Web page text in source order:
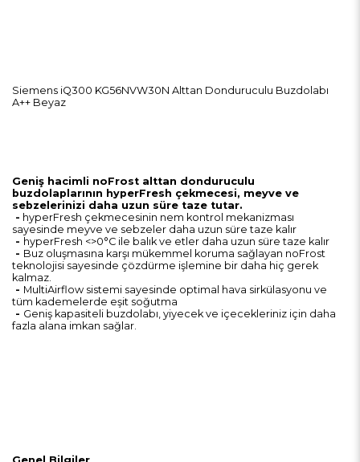
Siemens iQ300 KG56NVW30N Alttan Donduruculu Buzdolabı
A++ Beyaz
Geniş hacimli noFrost alttan donduruculu
buzdolaplarının hyperFresh çekmecesi, meyve ve
sebzelerinizi daha uzun süre taze tutar.
- hyperFresh çekmecesinin nem kontrol mekanizması
sayesinde meyve ve sebzeler daha uzun süre taze kalır
- hyperFresh <>0°C ile balık ve etler daha uzun süre taze kalır
- Buz oluşmasına karşı mükemmel koruma sağlayan noFrost
teknolojisi sayesinde çözdürme işlemine bir daha hiç gerek
kalmaz.
- MultiAirflow sistemi sayesinde optimal hava sirkülasyonu ve
tüm kademelerde eşit soğutma
- Geniş kapasiteli buzdolabı, yiyecek ve içecekleriniz için daha
fazla alana imkan sağlar.